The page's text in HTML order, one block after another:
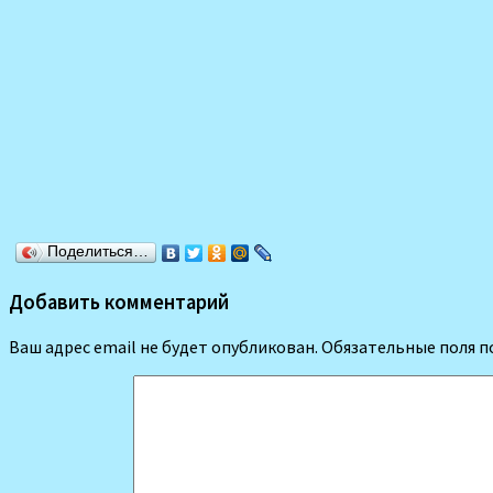
Поделиться…
Добавить комментарий
Ваш адрес email не будет опубликован. Обязательные поля